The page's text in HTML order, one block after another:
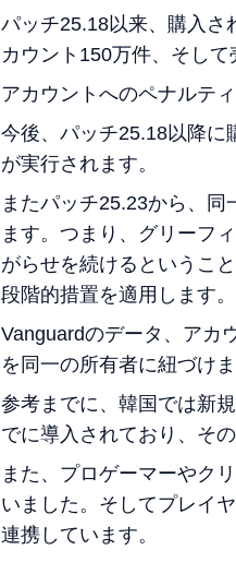
パッチ25.18以来、購入さ
カウント150万件、そし
アカウントへのペナルテ
今後、パッチ25.18以降に
が実行されます。
またパッチ25.23から、
ます。つまり、グリーフ
がらせを続けるというこ
段階的措置を適用します。
Vanguardのデータ、アカ
を同一の所有者に紐づけま
参考までに、韓国では新
でに導入されており、そ
また、プロゲーマーやク
いました。そしてプレイ
連携しています。